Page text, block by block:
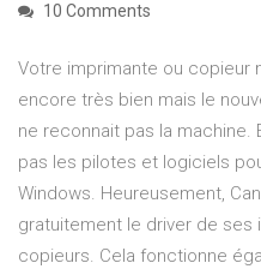
10 Comments
Votre imprimante ou copieur
encore très bien mais le
ne reconnait pas la machine.
pas les pilotes et logiciels
Windows. Heureusement,
gratuitement le driver de ses
copieurs. Cela fonctionne